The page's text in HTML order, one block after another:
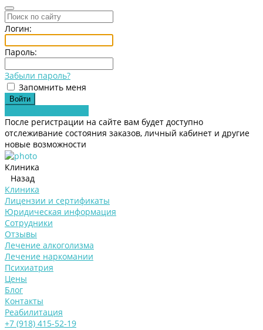
Логин:
Пароль:
Забыли пароль?
Запомнить меня
После регистрации на сайте вам будет доступно
отслеживание состояния заказов, личный кабинет и другие
новые возможности
Клиника
Назад
Клиника
Лицензии и сертификаты
Юридическая информация
Сотрудники
Отзывы
Лечение алкоголизма
Лечение наркомании
Психиатрия
Цены
Блог
Контакты
Реабилитация
+7 (918) 415-52-19